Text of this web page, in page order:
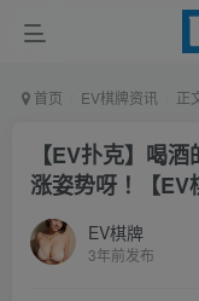
首页 EV棋牌资讯 正
【EV扑克】喝
涨姿势呀！【EV
EV棋牌
3年前发布